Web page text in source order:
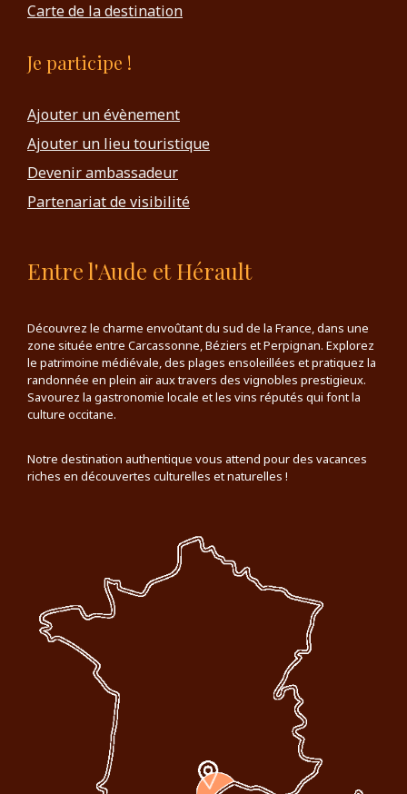
Carte de la destination
Je participe !
Ajouter un évènement
Ajouter un lieu touristique
Devenir ambassadeur
Partenariat de visibilité
Entre l'Aude et Hérault
Découvrez le charme envoûtant du sud de la France, dans une
zone située entre Carcassonne, Béziers et Perpignan. Explorez
le patrimoine médiévale, des plages ensoleillées et pratiquez la
randonnée en plein air aux travers des vignobles prestigieux.
Savourez la gastronomie locale et les vins réputés qui font la
culture occitane.
Notre destination authentique vous attend pour des vacances
riches en découvertes culturelles et naturelles !